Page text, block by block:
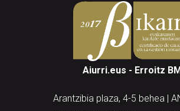
Aiurri.eus - Erroitz
Arantzibia plaza, 4-5 behea |